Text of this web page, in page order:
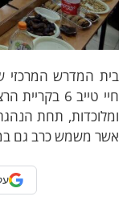
המדרש המרכזי
חיי טייב 6
תחת
משמש כרב גם